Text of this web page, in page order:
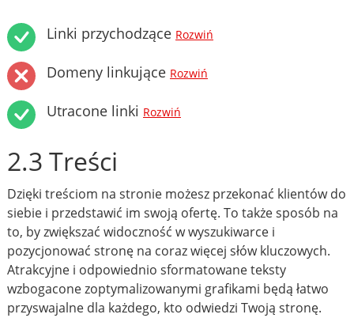
Linki przychodzące Rozwiń
Domeny linkujące Rozwiń
Utracone linki Rozwiń
2.3 Treści
Dzięki treściom na stronie możesz przekonać klientów do
siebie i przedstawić im swoją ofertę. To także sposób na
to, by zwiększać widoczność w wyszukiwarce i
pozycjonować stronę na coraz więcej słów kluczowych.
Atrakcyjne i odpowiednio sformatowane teksty
wzbogacone zoptymalizowanymi grafikami będą łatwo
przyswajalne dla każdego, kto odwiedzi Twoją stronę.